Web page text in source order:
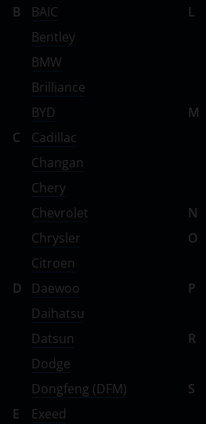
B
BAIC
Bentley
BMW
Brilliance
BYD
C
Cadillac
Changan
Chery
Chevrolet
Chrysler
Citroen
D
Daewoo
Daihatsu
Datsun
Dodge
Dongfeng (DFM)
E
Exeed
L
M
N
O
P
R
S